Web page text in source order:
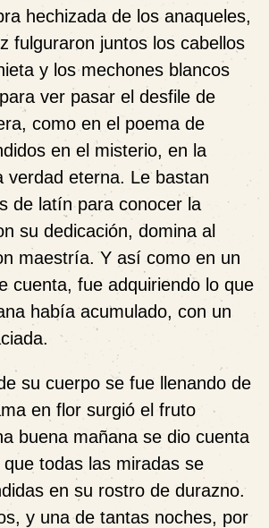
hechizada de los anaqueles,
fulguraron juntos los cabellos
y los mechones blancos
ver pasar el desfile de
como en el poema de
en el misterio, en la
verdad eterna. Le bastan
de latín para conocer la
su dedicación, domina al
maestría. Y así como en un
cuenta, fue adquiriendo lo que
había acumulado, con un
su cuerpo se fue llenando de
en flor surgió el fruto
buena mañana se dio cuenta
todas las miradas se
en su rostro de durazno.
y una de tantas noches, por